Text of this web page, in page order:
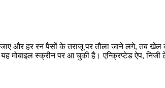
और हर रन पैसों के तराजू पर तौला जाने लगे, तब
मोबाइल स्क्रीन पर आ चुकी है। एन्क्रिप्टेड ऐप, निजी